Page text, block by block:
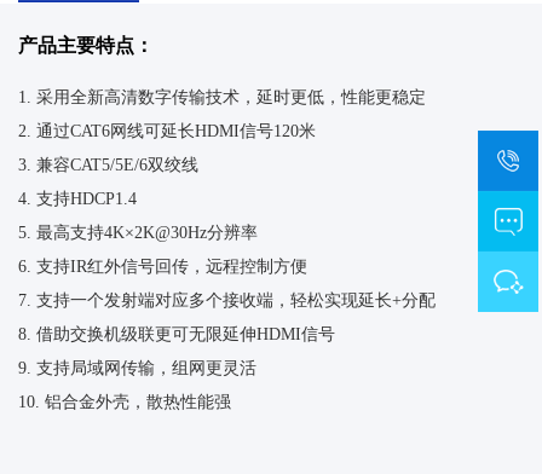
产品主要特点：
1. 采用全新高清数字传输技术，延时更低，性能更稳定
2. 通过CAT6网线可延长HDMI信号120米
3. 兼容CAT5/5E/6双绞线
4. 支持HDCP1.4
5. 最高支持4K×2K@30Hz分辨率
6. 支持IR红外信号回传，远程控制方便
7. 支持一个发射端对应多个接收端，轻松实现延长+分配
8. 借助交换机级联更可无限延伸HDMI信号
9. 支持局域网传输，组网更灵活
10. 铝合金外壳，散热性能强